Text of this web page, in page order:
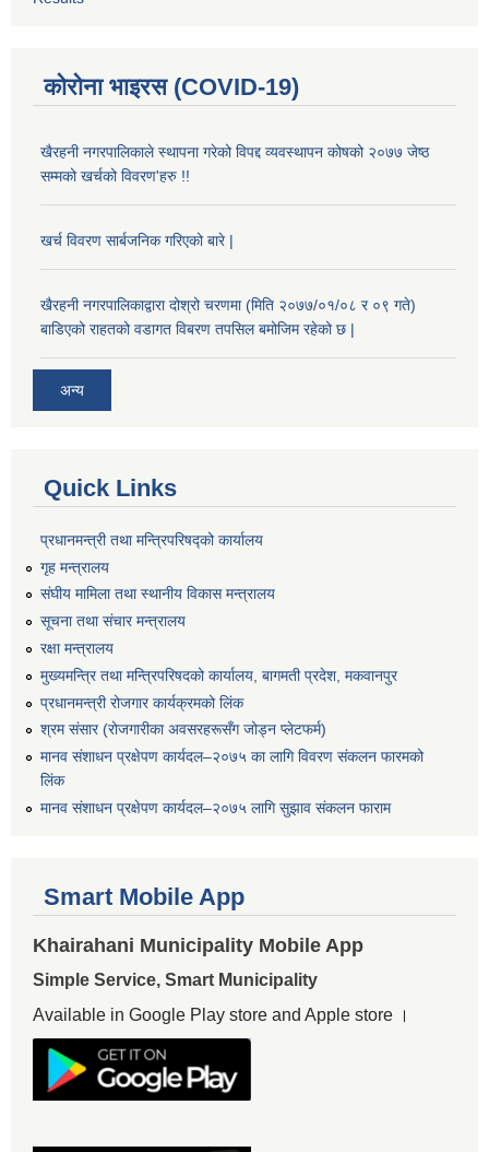
कोरोना भाइरस (COVID-19)
खैरहनी नगरपालिकाले स्थापना गरेको विपद्द व्यवस्थापन कोषको २०७७ जेष्ठ
सम्मको खर्चको विवरण'हरु !!
खर्च विवरण सार्बजनिक गरिएको बारे |
खैरहनी नगरपालिकाद्वारा दोश्रो चरणमा (मिति २०७७/०१/०८ र ०९ गते)
बाडिएको राहतको वडागत विबरण तपसिल बमोजिम रहेको छ |
अन्य
Quick Links
प्रधानमन्त्री तथा मन्त्रिपरिषद्को कार्यालय
गृह मन्त्रालय
संघीय मामिला तथा स्थानीय विकास मन्त्रालय
सूचना तथा संचार मन्त्रालय
रक्षा मन्त्रालय
मुख्यमन्त्रि तथा मन्त्रिपरिषदको कार्यालय, बागमती प्रदेश, मकवानपुर
प्रधानमन्त्री रोजगार कार्यक्रमको लिंक
श्रम संसार (रोजगारीका अवसरहरूसँग जोड्न प्लेटफर्म)
मानव संशाधन प्रक्षेपण कार्यदल–२०७५ का लागि विवरण संकलन फारमको
लिंक
मानव संशाधन प्रक्षेपण कार्यदल–२०७५ लागि सुझाव संकलन फाराम
Smart Mobile App
Khairahani Municipality Mobile App
Simple Service, Smart Municipality
Available in Google Play store and Apple store ।